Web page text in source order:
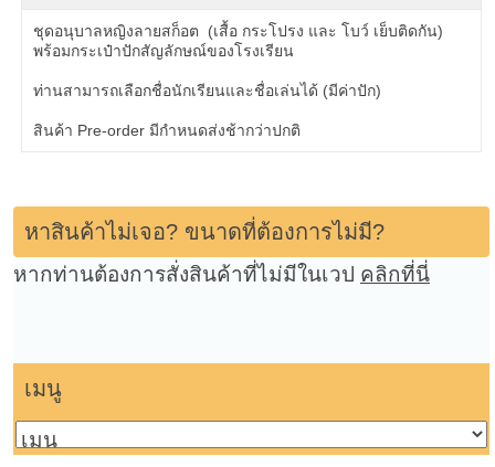
ชุดอนุบาลหญิงลายสก็อต (เสื้อ กระโปรง และ โบว์ เย็บติดกัน)
พร้อมกระเป๋าปักสัญลักษณ์ของโรงเรียน
ท่านสามารถเลือกชื่อนักเรียนและชื่อเล่นได้ (มีค่าปัก)
สินค้า Pre-order มีกำหนดส่งช้ากว่าปกติ
หาสินค้าไม่เจอ? ขนาดที่ต้องการไม่มี?
หากท่านต้องการสั่งสินค้าที่ไม่มีในเวป คลิกที่นี่
เมนู